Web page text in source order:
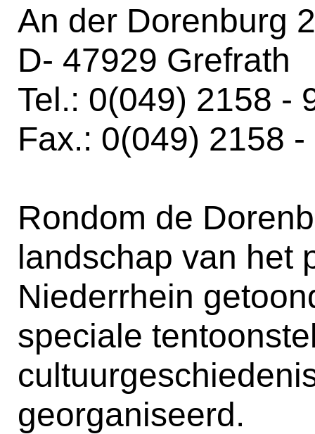
An der Dorenburg
D- 47929 Grefrath
Tel.: 0(049) 2158 -
Fax.: 0(049) 2158
Rondom de
landschap van het
Niederrhein
speciale
georganiseerd.